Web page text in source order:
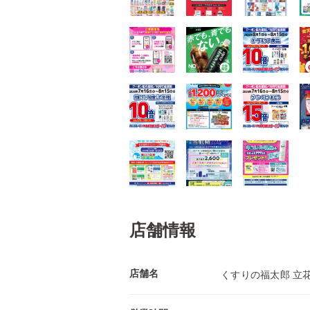
店舗情報
店舗名 くすりの福太郎 立